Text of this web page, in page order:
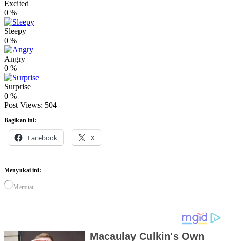
Excited
0 %
Sleepy
0 %
Angry
0 %
Surprise
0 %
Post Views: 504
Bagikan ini:
Facebook X
Menyukai ini:
Memuat...